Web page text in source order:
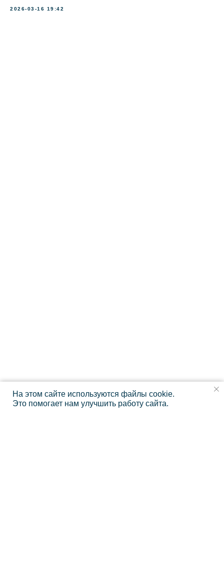
2026-03-16 19:42
На этом сайте используются файлы cookie.
Это помогает нам улучшить работу сайта.